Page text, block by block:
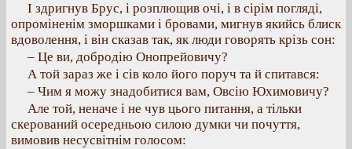
І здригнув Брус, і розплющив очі, і в сірім погляді,
опроміненім зморшками і бровами, мигнув якийсь блиск
вдоволення, і він сказав так, як люди говорять крізь сон:
– Це ви, добродію Онопрейовичу?
А той зараз же і сів коло його поруч та й спитався:
– Чим я можу знадобитися вам, Овсію Юхимовичу?
Але той, неначе і не чув цього питання, а тільки
скерований осередньою силою думки чи почуття,
вимовив несусвітнім голосом: